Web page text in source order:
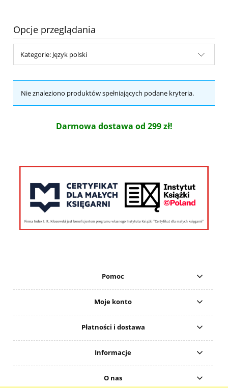
Opcje przeglądania
Kategorie: Język polski
Nie znaleziono produktów spełniających podane kryteria.
Darmowa dostawa od 299 zł!
Pomoc
Moje konto
Płatności i dostawa
Informacje
O nas